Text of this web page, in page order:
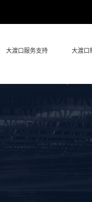
大渡口服务支持 大渡口